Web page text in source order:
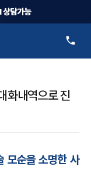
화내역으로 진
모순을 소명한 사